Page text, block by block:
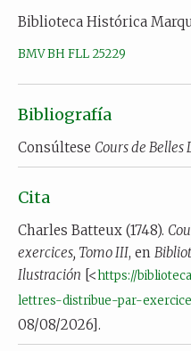
Biblioteca Histórica
BMV BH FLL 25229
Bibliografía
Consúltese Cours de Belles
Cita
Charles Batteux (1748).
exercices, Tomo III, en
Ilustración [<https://
lettres-distribue-par-
08/08/2026].